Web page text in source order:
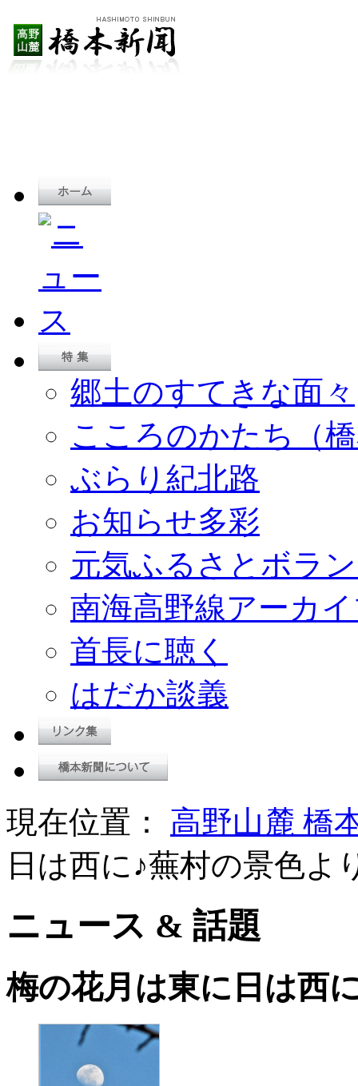
郷土のすてきな面々
こころのかたち（
ぶらり紀北路
お知らせ多彩
元気ふるさとボラ
南海高野線アーカ
首長に聴く
はだか談義
現在位置： 高野山麓 橋
日は西に♪蕪村の景色よ
ニュース & 話題
梅の花月は東に日は西